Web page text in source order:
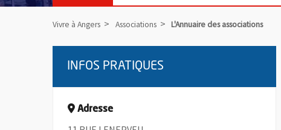
Vivre à Angers Associations L'Annuaire des associations
INFOS PRATIQUES
Adresse